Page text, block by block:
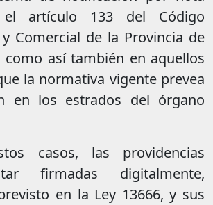
artículo 133 del Código
Comercial de la Provincia de
como así también en aquellos
la normativa vigente prevea
en los estrados del órgano
casos, las providencias
firmadas digitalmente,
en la Ley 13666, y sus